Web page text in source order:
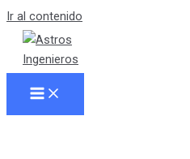
Ir al contenido